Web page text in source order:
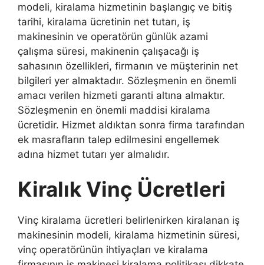
modeli, kiralama hizmetinin başlangıç ve bitiş
tarihi, kiralama ücretinin net tutarı, iş
makinesinin ve operatörün günlük azami
çalışma süresi, makinenin çalışacağı iş
sahasının özellikleri, firmanın ve müşterinin net
bilgileri yer almaktadır. Sözleşmenin en önemli
amacı verilen hizmeti garanti altına almaktır.
Sözleşmenin en önemli maddisi kiralama
ücretidir. Hizmet aldıktan sonra firma tarafından
ek masrafların talep edilmesini engellemek
adına hizmet tutarı yer almalıdır.
Kiralık Vinç Ücretleri
Vinç kiralama ücretleri belirlenirken kiralanan iş
makinesinin modeli, kiralama hizmetinin süresi,
vinç operatörünün ihtiyaçları ve kiralama